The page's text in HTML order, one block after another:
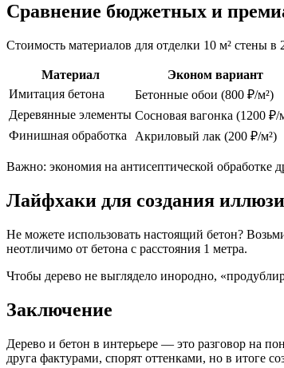
Сравнение бюджетных и
Стоимость материалов для отделки 10 м² стены в
Материал Эконом вариант
Имитация бетона
Бетонные обои (800 ₽/м²)
Деревянные элементы Сосновая вагонка (1200 ₽/
Финишная обработка
Акриловый лак (200 ₽/м²)
Важно: экономия на антисептической обработке
Лайфхаки для создания
Не можете использовать настоящий бетон?
неотличимо от бетона с расстояния 1 метра.
Чтобы дерево не выглядело инородно,
Заключение
Дерево и бетон в интерьере — это разговор на
друга фактурами, спорят оттенками, но в итоге